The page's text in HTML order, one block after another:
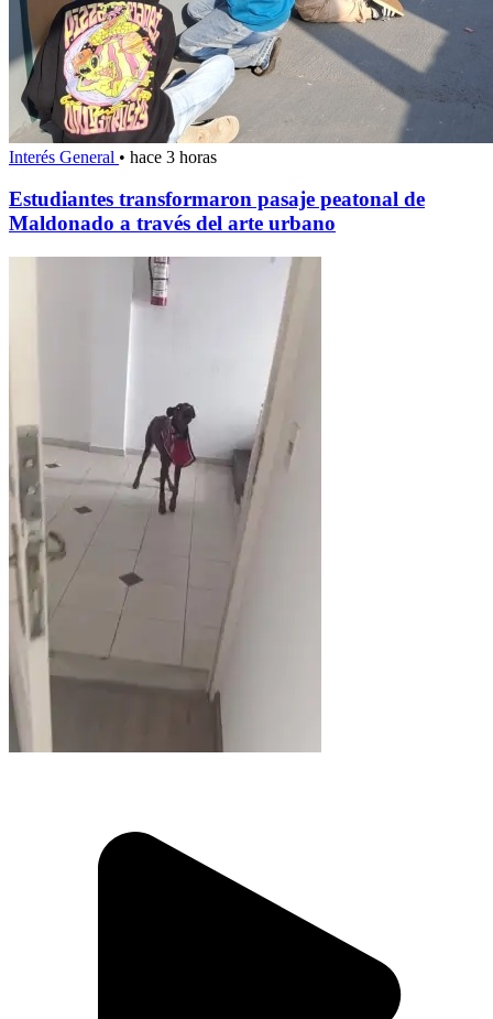
Interés General • hace 3 horas
Estudiantes transformaron pasaje peatonal de
Maldonado a través del arte urbano